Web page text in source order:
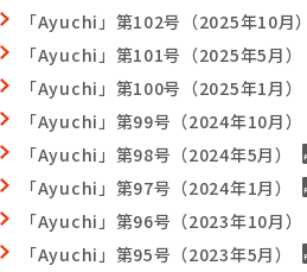
「Ayuchi」第102号（2025年10月）
「Ayuchi」第101号（2025年5月）
「Ayuchi」第100号（2025年1月）
「Ayuchi」第99号（2024年10月）
「Ayuchi」第98号（2024年5月）
「Ayuchi」第97号（2024年1月）
「Ayuchi」第96号（2023年10月）
「Ayuchi」第95号（2023年5月）